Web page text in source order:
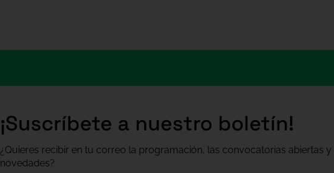
¡Suscríbete a nuestro boletín!
¿Quieres recibir en tu correo la programación, las convocatorias abiertas y
novedades?